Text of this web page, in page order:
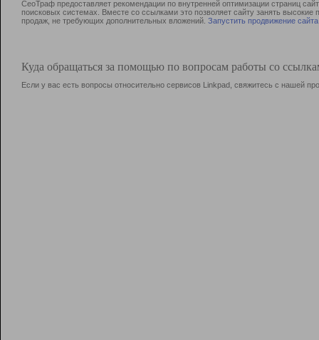
СеоТраф предоставляет рекомендации по внутренней оптимизации страниц
поисковых системах. Вместе со ссылками это позволяет сайту занять
продаж, не требующих дополнительных вложений. Запустить продвижение сайта
Куда обращаться за помощью по вопросам работы со
Если у вас есть вопросы относительно сервисов Linkpad, свяжитесь с нашей